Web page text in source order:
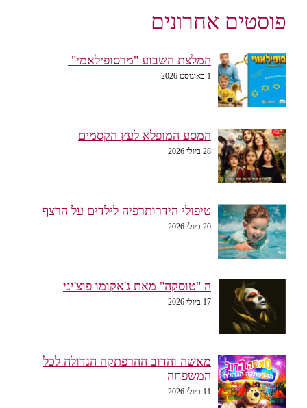
פוסטים אחרונים
המלצת השבוע "מרסופילאמי"
1 באוגוסט 2026
המסע המופלא לעץ הקסמים
28 ביולי 2026
טיפולי הידרותרפיה לילדים על הרצף
20 ביולי 2026
ה "טוסקה" מאת ג'אקומו פוצ'יני
17 ביולי 2026
מאשה והדוב ההרפתקה הגדולה לכל
המשפחה
11 ביולי 2026